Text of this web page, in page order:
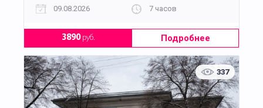
09.08.2026
7 часов
3890руб. Подробнее
337